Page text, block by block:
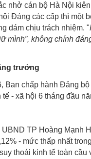
nhở cán bộ Hà Nội
Đảng các cấp thì một
dám chịu trách nhiệm. "
mình”, không chính
trưởng
Ban chấp hành Đảng
tế - xã hội 6 tháng đầu
TP Hoàng Mạnh
- mức thấp nhất
thoái kinh tế toàn cầu